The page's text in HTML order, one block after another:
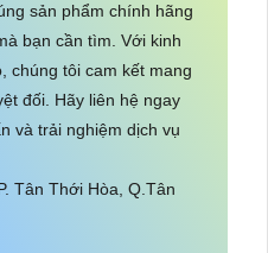
sản phẩm chính hãng
bạn cần tìm. Với kinh
chúng tôi cam kết mang
đối. Hãy liên hệ ngay
và trải nghiệm dịch vụ
Tân Thới Hòa, Q.Tân